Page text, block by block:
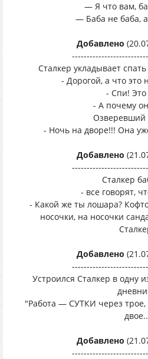
— Я что вам,
— Баба не баба,
Добавлено
Сталкер укладывает
- Дорогой, а что это
- Спи! Это
- А почему
Озверевший
- Ночь на дворе!!! Она
Добавлено
Сталкер
- все говорят,
- Какой же ты лошара?
носочки, на носочки
Добавлено
Устроился Сталкер в одну
"Работа — СУТКИ через
Добавлено